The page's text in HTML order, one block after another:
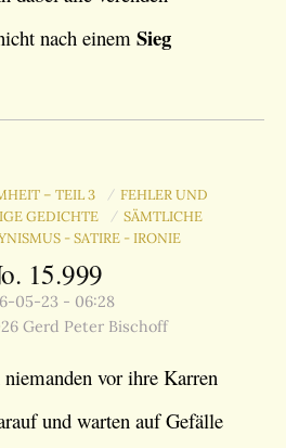
nach einem Sieg
– TEIL 3 / FEHLER UND
GEDICHTE / SÄMTLICHE
- SATIRE - IRONIE
15.999
05-23 - 06:28
Gerd Peter Bischoff
vor ihre Karren
und warten auf Gefälle